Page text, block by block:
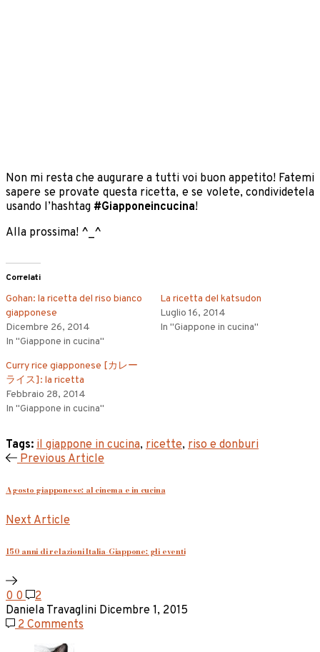
Non mi resta che augurare a tutti voi buon appetito! Fatemi
sapere se provate questa ricetta, e se volete, condividetela
usando l’hashtag #Giapponeincucina!
Alla prossima! ^_^
Correlati
Gohan: la ricetta del riso bianco
giapponese
Dicembre 26, 2014
In "Giappone in cucina"
La ricetta del katsudon
Luglio 16, 2014
In "Giappone in cucina"
Curry rice giapponese [カレー
ライス]: la ricetta
Febbraio 28, 2014
In "Giappone in cucina"
Tags: il giappone in cucina, ricette, riso e donburi
Previous Article
Agosto giapponese: al cinema e in cucina
Next Article
150 anni di relazioni Italia-Giappone: gli eventi
0 0
2
Daniela Travaglini Dicembre 1, 2015
2 Comments